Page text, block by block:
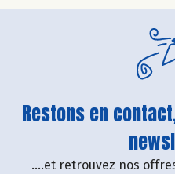
Restons en
....et retrouvez nos